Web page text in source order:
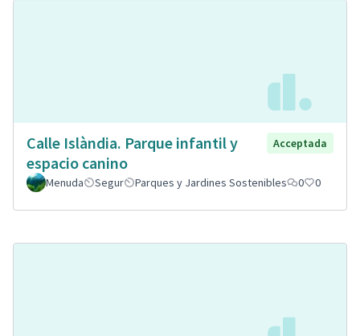
Calle Islàndia. Parque infantil y
espacio canino
Acceptada
Menuda Segur Parques y Jardines Sostenibles 0 0